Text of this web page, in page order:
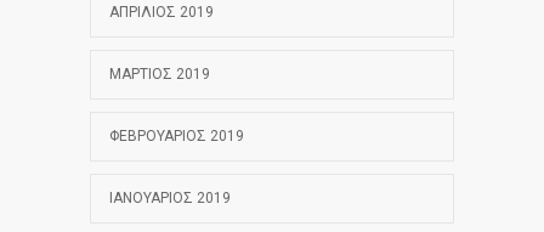
ΑΠΡΊΛΙΟΣ 2019
ΜΆΡΤΙΟΣ 2019
ΦΕΒΡΟΥΆΡΙΟΣ 2019
ΙΑΝΟΥΆΡΙΟΣ 2019